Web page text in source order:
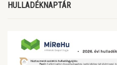
HULLADÉKNAPTÁR